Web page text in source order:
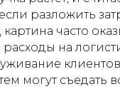
разложить
часто
на
могут съедать